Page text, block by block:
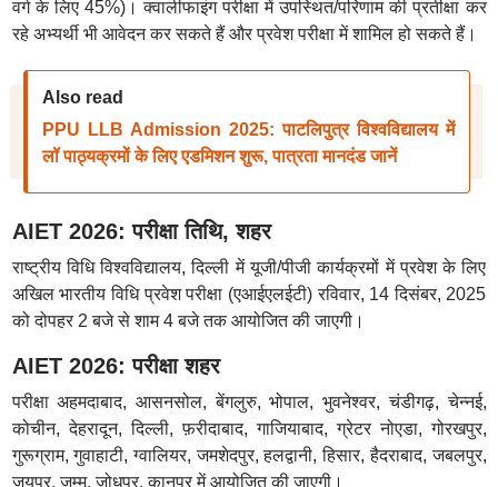
वर्ग के लिए 45%)। क्वालीफाइंग परीक्षा में उपस्थित/परिणाम की प्रतीक्षा कर
रहे अभ्यर्थी भी आवेदन कर सकते हैं और प्रवेश परीक्षा में शामिल हो सकते हैं।
Also read
PPU LLB Admission 2025: पाटलिपुत्र विश्वविद्यालय में
लॉ पाठ्यक्रमों के लिए एडमिशन शुरू, पात्रता मानदंड जानें
AIET 2026: परीक्षा तिथि, शहर
राष्ट्रीय विधि विश्वविद्यालय, दिल्ली में यूजी/पीजी कार्यक्रमों में प्रवेश के लिए
अखिल भारतीय विधि प्रवेश परीक्षा (एआईएलईटी) रविवार, 14 दिसंबर, 2025
को दोपहर 2 बजे से शाम 4 बजे तक आयोजित की जाएगी।
AIET 2026: परीक्षा शहर
परीक्षा अहमदाबाद, आसनसोल, बेंगलुरु, भोपाल, भुवनेश्वर, चंडीगढ़, चेन्नई,
कोचीन, देहरादून, दिल्ली, फ़रीदाबाद, गाजियाबाद, ग्रेटर नोएडा, गोरखपुर,
गुरूग्राम, गुवाहाटी, ग्वालियर, जमशेदपुर, हलद्वानी, हिसार, हैदराबाद, जबलपुर,
जयपुर, जम्मू, जोधपुर, कानपुर में आयोजित की जाएगी।